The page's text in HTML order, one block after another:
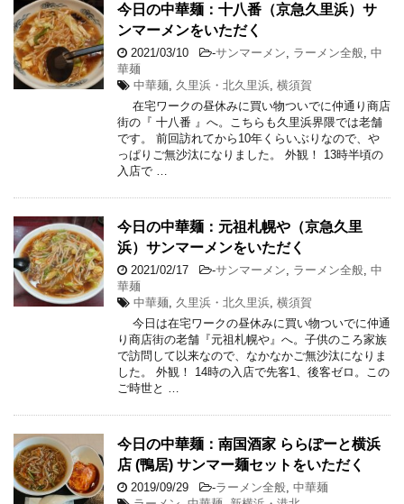
今日の中華麺：十八番（京急久里浜）サ
ンマーメンをいただく
2021/03/10 -サンマーメン ラーメン全般 中
華麺
中華麺
久里浜・北久里浜 横須賀
在宅ワークの昼休みに買い物ついでに仲通り商店
街の『 十八番 』へ。こちらも久里浜界隈では老舗
です。 前回訪れてから10年くらいぶりなので、や
っぱりご無沙汰になりました。 外観！ 13時半頃の
入店で …
今日の中華麺：元祖札幌や（京急久里
浜）サンマーメンをいただく
2021/02/17 -サンマーメン ラーメン全般 中
華麺
中華麺
久里浜・北久里浜 横須賀
今日は在宅ワークの昼休みに買い物ついでに仲通
り商店街の老舗『元祖札幌や』へ。子供のころ家族
で訪問して以来なので、なかなかご無沙汰になりま
した。 外観！ 14時の入店で先客1、後客ゼロ。この
ご時世と …
今日の中華麺：南国酒家 ららぽーと横浜
店 (鴨居) サンマー麺セットをいただく
2019/09/29 -ラーメン全般 中華麺